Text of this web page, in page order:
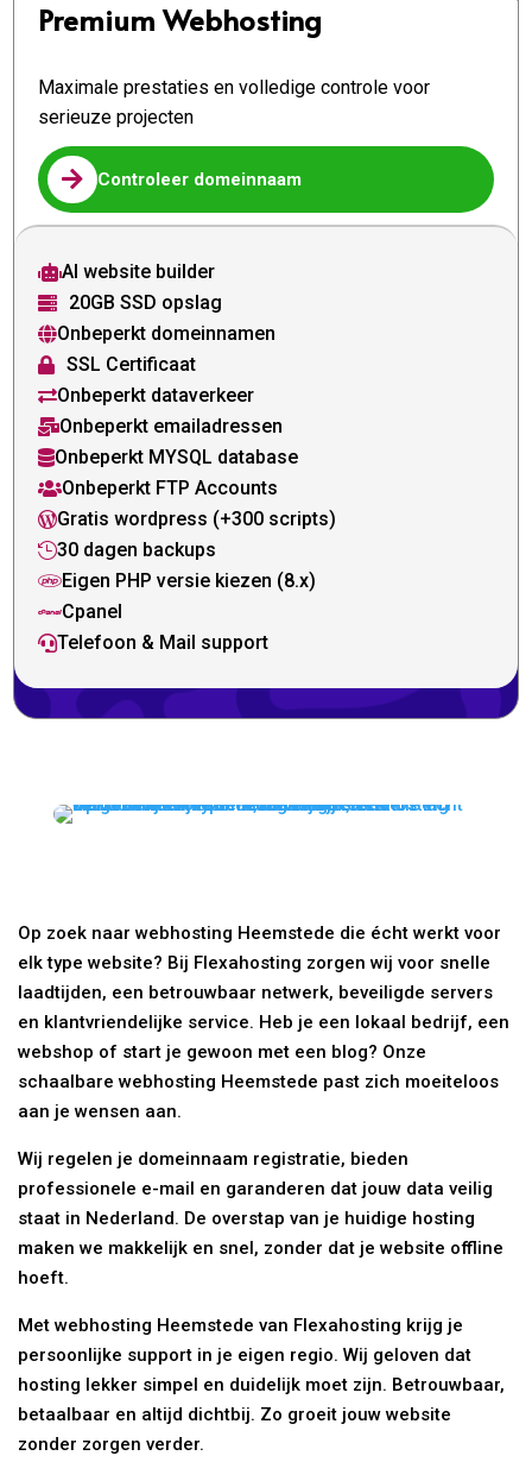
Premium Webhosting
Maximale prestaties en volledige controle voor
serieuze projecten
 Controleer domeinnaam
AI website builder
 20GB SSD opslag
Onbeperkt domeinnamen
 SSL Certificaat
Onbeperkt dataverkeer
Onbeperkt emailadressen
Onbeperkt MYSQL database
Onbeperkt FTP Accounts
Gratis wordpress (+300 scripts)
30 dagen backups
Eigen PHP versie kiezen (8.x)
Cpanel
Telefoon & Mail support
Op zoek naar webhosting Heemstede die écht werkt voor
elk type website? Bij Flexahosting zorgen wij voor snelle
laadtijden, een betrouwbaar netwerk, beveiligde servers
en klantvriendelijke service. Heb je een lokaal bedrijf, een
webshop of start je gewoon met een blog? Onze
schaalbare webhosting Heemstede past zich moeiteloos
aan je wensen aan.
Wij regelen je domeinnaam registratie, bieden
professionele e-mail en garanderen dat jouw data veilig
staat in Nederland. De overstap van je huidige hosting
maken we makkelijk en snel, zonder dat je website offline
hoeft.
Met webhosting Heemstede van Flexahosting krijg je
persoonlijke support in je eigen regio. Wij geloven dat
hosting lekker simpel en duidelijk moet zijn. Betrouwbaar,
betaalbaar en altijd dichtbij. Zo groeit jouw website
zonder zorgen verder.